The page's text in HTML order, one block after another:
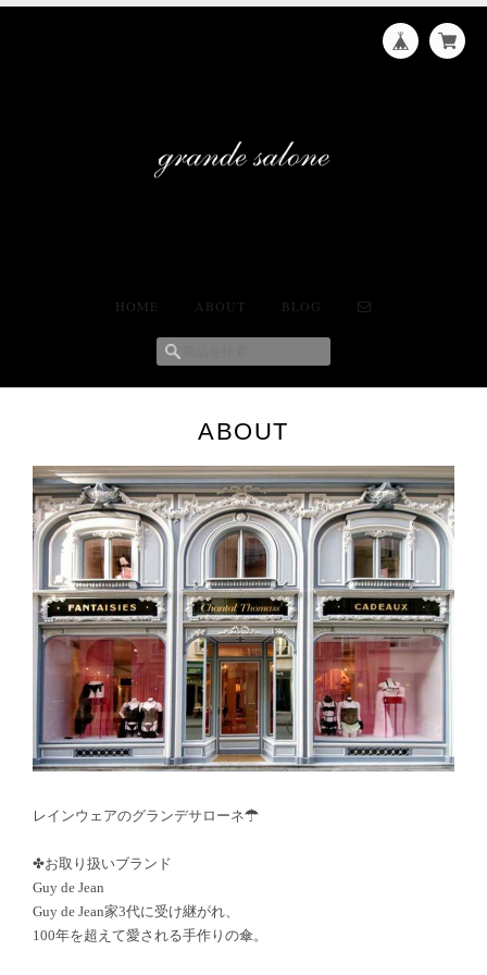
HOME ABOUT BLOG
ABOUT
レインウェアのグランデサローネ☂
✤お取り扱いブランド
Guy de Jean
Guy de Jean家3代に受け継がれ、
100年を超えて愛される手作りの傘。